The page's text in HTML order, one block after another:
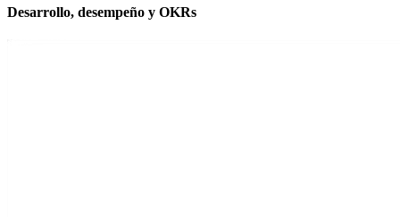
Desarrollo, desempeño y OKRs